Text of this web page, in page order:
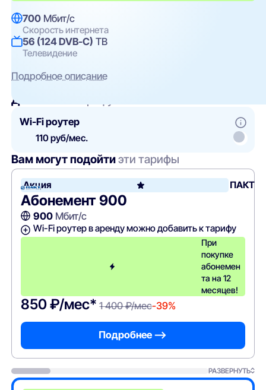
700 Мбит/с
Скорость интернета
56 (124 DVB-C) ТВ
Телевидение
Подробное описание
Добавить
Wi-Fi роутер
110 руб/мес.
Вам могут подойтиэти тарифы
Акция ПАКТ
Абонемент 900
900Мбит/с
Wi-Fi роутер в аренду можно добавить к тарифу
При
покупке
абонемен
та на 12
месяцев!
850 ₽/мес* 1 400 ₽/мес-39%
Подробнее —>
РАЗВЕРНУТЬ